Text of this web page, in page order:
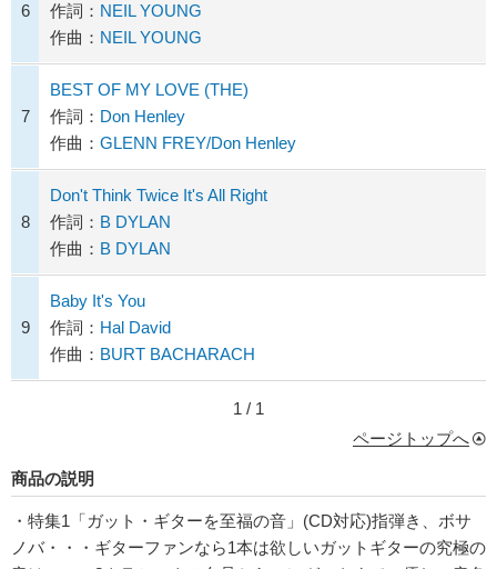
6
作詞： NEIL YOUNG
作曲： NEIL YOUNG
7
BEST OF MY LOVE (THE)
作詞： Don Henley
作曲： GLENN FREY/Don Henley
8
Don't Think Twice It's All Right
作詞： B DYLAN
作曲： B DYLAN
9
Baby It's You
作詞： Hal David
作曲： BURT BACHARACH
1 / 1
ページトップへ
商品の説明
・特集1「ガット・ギターを至福の音」(CD対応)指弾き、ボサ
ノバ・・・ギターファンなら1本は欲しいガットギターの究極の